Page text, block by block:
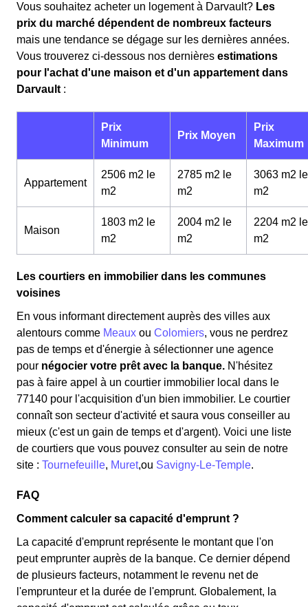
Vous souhaitez acheter un logement à Darvault? Les
prix du marché dépendent de nombreux facteurs
mais une tendance se dégage sur les dernières années.
Vous trouverez ci-dessous nos dernières estimations
pour l'achat d'une maison et d'un appartement dans
Darvault :
Prix
Minimum
Prix Moyen
Prix
Maximum
Appartement
2506 m2 le
m2
2785 m2 le
m2
3063 m2 le
m2
Maison
1803 m2 le
m2
2004 m2 le
m2
2204 m2 le
m2
Les courtiers en immobilier dans les communes
voisines
En vous informant directement auprès des villes aux
alentours comme Meaux ou Colomiers, vous ne perdrez
pas de temps et d'énergie à sélectionner une agence
pour négocier votre prêt avec la banque. N'hésitez
pas à faire appel à un courtier immobilier local dans le
77140 pour l'acquisition d'un bien immobilier. Le courtier
connaît son secteur d'activité et saura vous conseiller au
mieux (c'est un gain de temps et d'argent). Voici une liste
de courtiers que vous pouvez consulter au sein de notre
site : Tournefeuille, Muret,ou Savigny-Le-Temple.
FAQ
Comment calculer sa capacité d'emprunt ?
La capacité d'emprunt représente le montant que l'on
peut emprunter auprès de la banque. Ce dernier dépend
de plusieurs facteurs, notamment le revenu net de
l'emprunteur et la durée de l'emprunt. Globalement, la